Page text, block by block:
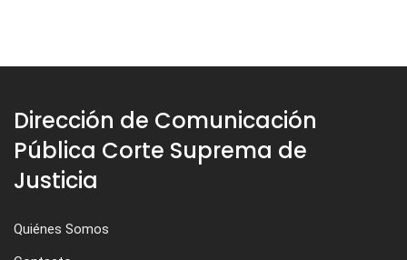
Dirección de Comunicación
Pública Corte Suprema de
Justicia
Quiénes Somos